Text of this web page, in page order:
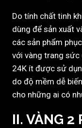
Do tính chất tinh
dùng để sản xuất
các sản phẩm
với vàng trang sức
24K ít được sử
do độ mềm dễ
cho những ai có
II. VÀNG 2